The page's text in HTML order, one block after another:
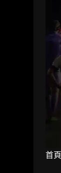
首頁